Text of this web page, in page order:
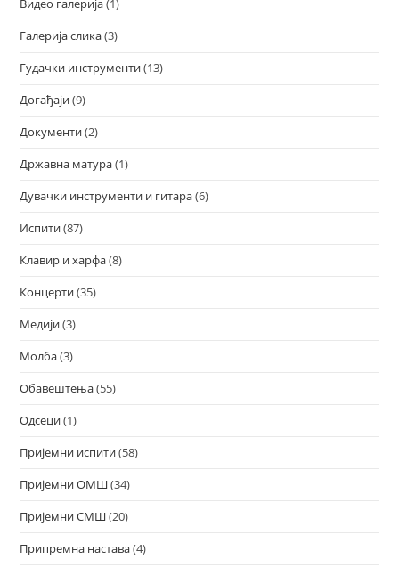
Видео галерија(1)
Галерија слика(3)
Гудачки инструменти(13)
Догађаји(9)
Документи(2)
Државна матура(1)
Дувачки инструменти и гитара(6)
Испити(87)
Клавир и харфа(8)
Концерти(35)
Медији(3)
Молба(3)
Обавештења(55)
Одсеци(1)
Пријемни испити(58)
Пријемни ОМШ(34)
Пријемни СМШ(20)
Припремна настава(4)